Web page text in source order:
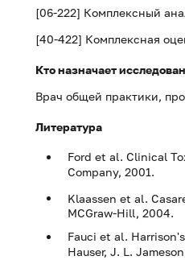
[06-222] Комплексный
[40-422] Комплексная
Кто назначает
Врач общей практики,
Литература
Ford et al. Clinical
Company, 2001.
Klaassen et al.
MCGraw-Hill, 2004.
Fauci et al.
Hauser, J. L.